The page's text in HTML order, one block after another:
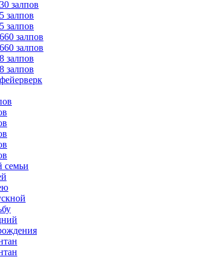
залпов
залпов
залпов
залпов
залпов
залпов
залпов
семьи